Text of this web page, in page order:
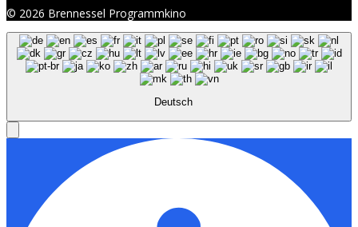
© 2026 Brennessel Programmkino
Deutsch